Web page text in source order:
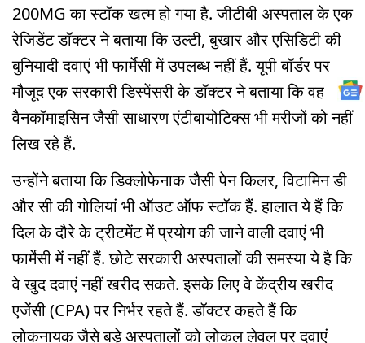
200MG का स्टॉक खत्म हो गया है. जीटीबी अस्पताल के एक
रेजिडेंट डॉक्टर ने बताया कि उल्टी, बुखार और एसिडिटी की
बुनियादी दवाएं भी फार्मेसी में उपलब्ध नहीं हैं. यूपी बॉर्डर पर
मौजूद एक सरकारी डिस्पेंसरी के डॉक्टर ने बताया कि वह
वैनकॉमाइसिन जैसी साधारण एंटीबायोटिक्स भी मरीजों को नहीं
लिख रहे हैं.
उन्होंने बताया कि डिक्लोफेनाक जैसी पेन किलर, विटामिन डी
और सी की गोलियां भी ऑउट ऑफ स्टॉक हैं. हालात ये हैं कि
दिल के दौरे के ट्रीटमेंट में प्रयोग की जाने वाली दवाएं भी
फार्मेसी में नहीं हैं. छोटे सरकारी अस्पतालों की समस्या ये है कि
वे खुद दवाएं नहीं खरीद सकते. इसके लिए वे केंद्रीय खरीद
एजेंसी (CPA) पर निर्भर रहते हैं. डॉक्टर कहते हैं कि
लोकनायक जैसे बड़े अस्पतालों को लोकल लेवल पर दवाएं